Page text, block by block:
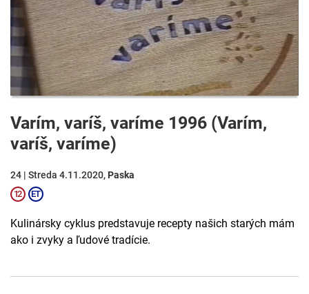
Varím, varíš, varíme 1996 (Varím,
varíš, varíme)
24 | Streda 4.11.2020, Paska
Kulinársky cyklus predstavuje recepty našich starých mám
ako i zvyky a ľudové tradície.